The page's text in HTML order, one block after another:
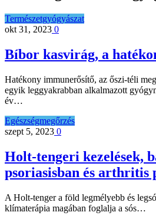
Természetgyógyászat
okt 31, 2023 0
Bíbor kasvirág, a
Hatékony immunerősítő, az őszi-téli
egyik leggyakrabban alkalmazott
év…
Egészségmegőrzés
szept 5, 2023 0
Holt-tengeri kezelések,
psoriasisban és arthritis
A Holt-tenger a föld legmélyebb és
klímaterápia magában foglalja a sós…